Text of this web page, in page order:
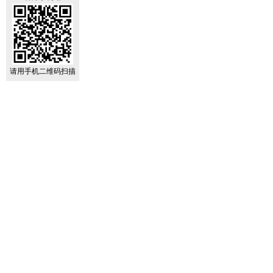
请用手机二维码扫描